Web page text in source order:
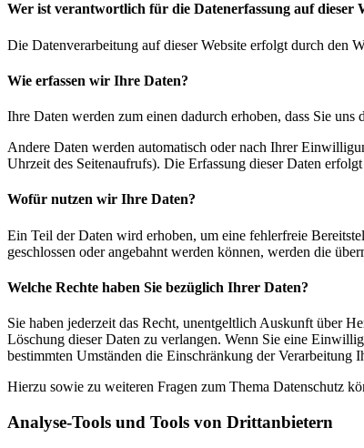
Wer ist verantwortlich für die Datenerfassung auf dieser
Die Datenverarbeitung auf dieser Website erfolgt durch den
Wie erfassen wir Ihre Daten?
Ihre Daten werden zum einen dadurch erhoben, dass Sie
Andere Daten werden automatisch oder nach Ihrer
Uhrzeit des Seitenaufrufs). Die Erfassung dieser Daten
Wofür nutzen wir Ihre Daten?
Ein Teil der Daten wird erhoben, um eine fehlerfreie
geschlossen oder angebahnt werden können, werden die
Welche Rechte haben Sie bezüglich Ihrer Daten?
Sie haben jederzeit das Recht, unentgeltlich Auskunft über
Löschung dieser Daten zu verlangen. Wenn Sie eine
bestimmten Umständen die Einschränkung der Verarbeitung
Hierzu sowie zu weiteren Fragen zum Thema Datenschutz
Analyse-Tools und Tools von Dritt­anbietern